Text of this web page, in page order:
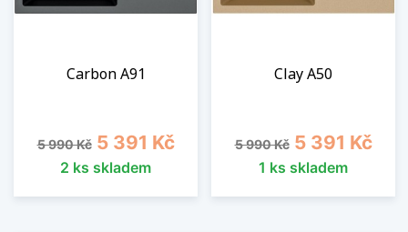
Carbon A91
Běžná cena
5 990 Kč Cena
5 391 Kč
2 ks skladem
Clay A50
Běžná cena
5 990 Kč Cena
5 391 Kč
1 ks skladem